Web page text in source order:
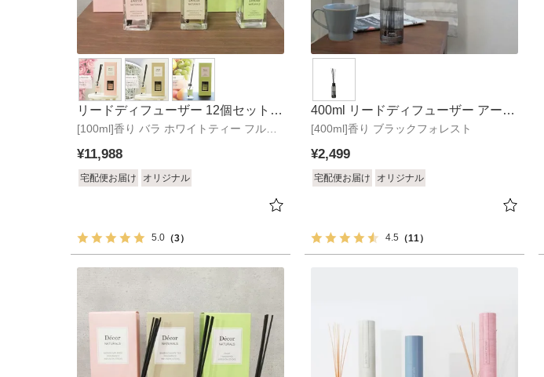
[100ml]香り バラ ホワイトティー フルー
リードディフューザー 12個セット
デコール
¥11,988
宅配便お届け オリジナル
5.0 （3）
[400ml]香り ブラックフォレスト
400ml リードディフューザー アーバ
ン
¥2,499
宅配便お届け オリジナル
4.5 （11）